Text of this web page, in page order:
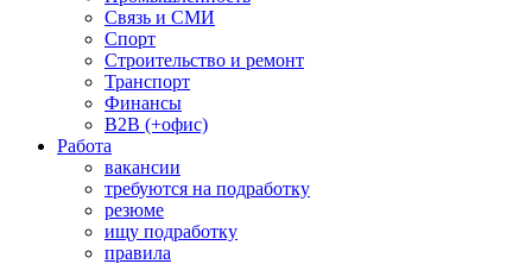
Связь и СМИ
Спорт
Строительство и ремонт
Транспорт
Финансы
B2B (+офис)
Работа
вакансии
требуются на подработку
резюме
ищу подработку
правила